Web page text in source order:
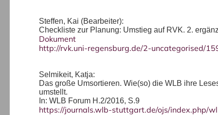
Steffen, Kai (Bearbeiter):
Checkliste zur Planung: Umstieg auf RVK. 2.
Dokument
http://rvk.uni-regensburg.de/2-uncategorised/
Selmikeit, Katja:
Das große Umsortieren. Wie(so) die WLB ihre
umstellt.
In: WLB Forum H.2/2016, S.9
https://journals.wlb-stuttgart.de/ojs/index.php/